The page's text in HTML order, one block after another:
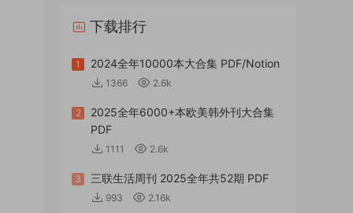
下载排行
1 2024全年10000本大合集 PDF/Notion
1366 2.6k
2
2025全年6000+本欧美韩外刊大合集
PDF
1111 2.6k
3 三联生活周刊 2025全年共52期 PDF
993 2.16k